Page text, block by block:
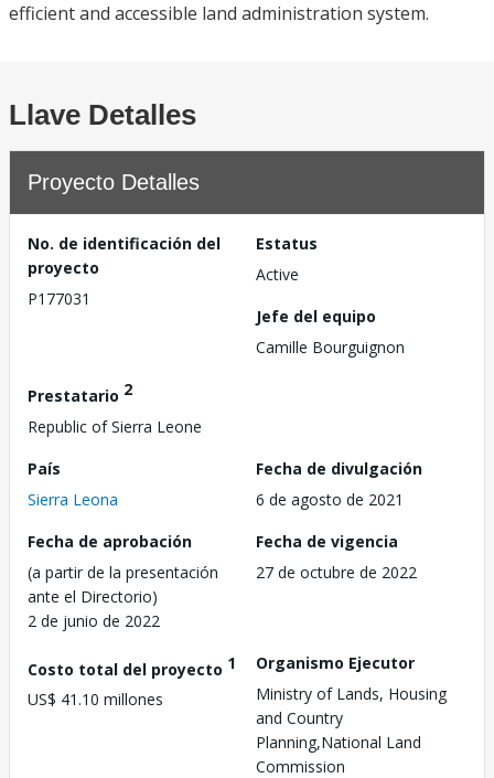
efficient and accessible land administration system.
Llave Detalles
Proyecto Detalles
No. de identificación del
proyecto
P177031
Estatus
Active
Jefe del equipo
Camille Bourguignon
Prestatario 2
Republic of Sierra Leone
País
Sierra Leona
Fecha de divulgación
6 de agosto de 2021
Fecha de aprobación
(a partir de la presentación
ante el Directorio)
2 de junio de 2022
Fecha de vigencia
27 de octubre de 2022
Costo total del proyecto 1
US$ 41.10 millones
Organismo Ejecutor
Ministry of Lands, Housing
and Country
Planning,National Land
Commission